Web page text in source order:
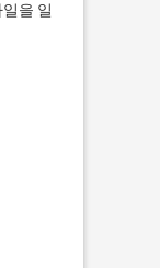
을 일